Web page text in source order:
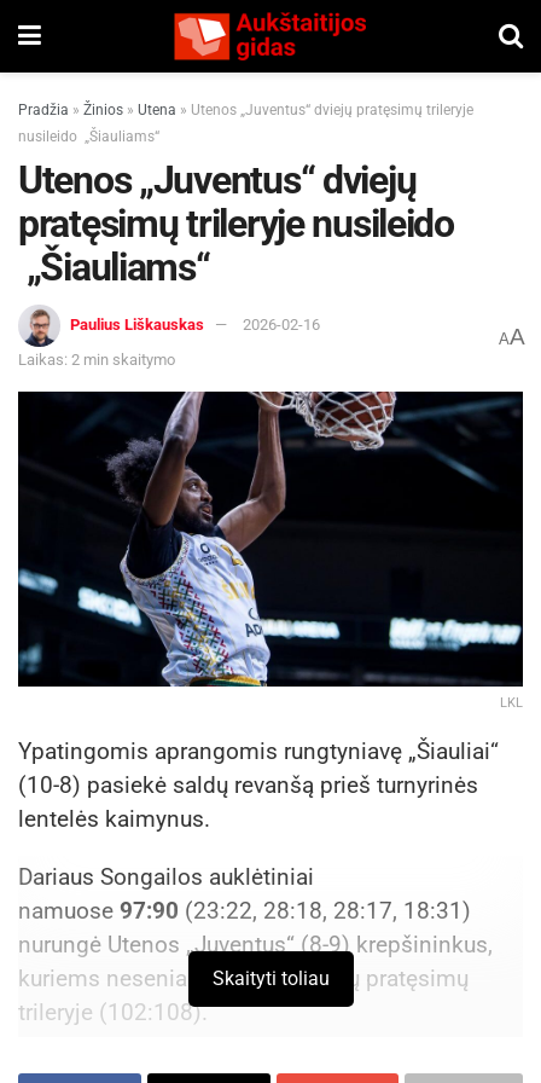
Pradžia » Žinios » Utena » Utenos „Juventus“ dviejų pratęsimų trileryje
nusileido „Šiauliams“
Utenos „Juventus“ dviejų
pratęsimų trileryje nusileido
„Šiauliams“
Paulius Liškauskas
2026-02-16
Laikas: 2 min skaitymo
AA
LKL
Ypatingomis aprangomis rungtyniavę „Šiauliai“
(10-8) pasiekė saldų revanšą prieš turnyrinės
lentelės kaimynus.
Dariaus Songailos auklėtiniai
namuose 97:90 (23:22, 28:18, 28:17, 18:31)
nurungė Utenos „Juventus“ (8-9) krepšininkus,
kuriems neseniai nusileido dviejų pratęsimų
trileryje (102:108).
Rungtynėse, kurios vyko Lietuvos valstybės
Skaityti toliau